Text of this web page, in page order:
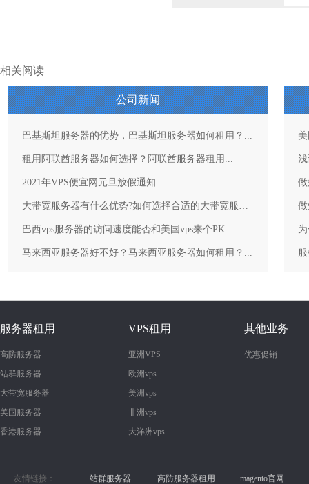
相关阅读
公司新闻
巴基斯坦服务器的优势，巴基斯坦服务器如何租用？...
租用阿联酋服务器如何选择？阿联酋服务器租用...
2021年VPS便宜网元旦放假通知...
大带宽服务器有什么优势?如何选择合适的大带宽服务器？...
巴西vps服务器的访问速度能否和美国vps来个PK...
马来西亚服务器好不好？马来西亚服务器如何租用？...
服务器租用
高防服务器
站群服务器
大带宽服务器
美国服务器
香港服务器
VPS租用
亚洲VPS
欧洲vps
美洲vps
非洲vps
大洋洲vps
其他业务
优惠促销
友情链接： 站群服务器 高防服务器租用 magento官网